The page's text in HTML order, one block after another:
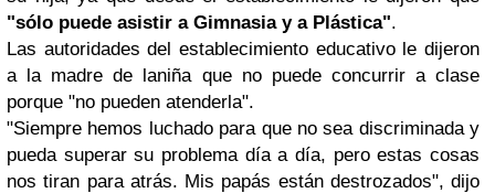
"sólo puede asistir a Gimnasia y a Plástica".
Las autoridades del establecimiento educativo le dijeron
a la madre de laniña que no puede concurrir a clase
porque "no pueden atenderla".
"Siempre hemos luchado para que no sea discriminada y
pueda superar su problema día a día, pero estas cosas
nos tiran para atrás. Mis papás están destrozados", dijo